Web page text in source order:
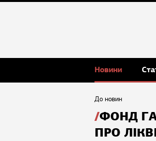
Новини
До новин
ФОНД
ПРО